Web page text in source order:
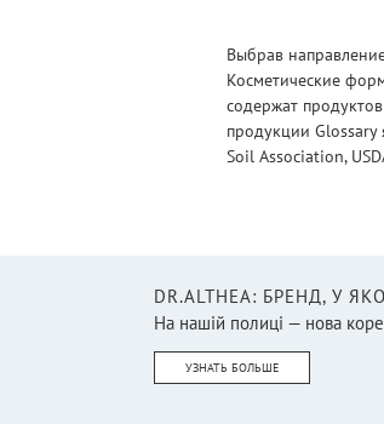
Выбрав
Косметические
содержат
продукции Glossary
Soil Association,
DR.ALTHEA: БРЕНД, У
На нашій полиці — нова
УЗНАТЬ БОЛЬШЕ